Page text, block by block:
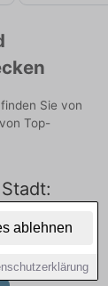
ablehnen
Sie von
Top-
für